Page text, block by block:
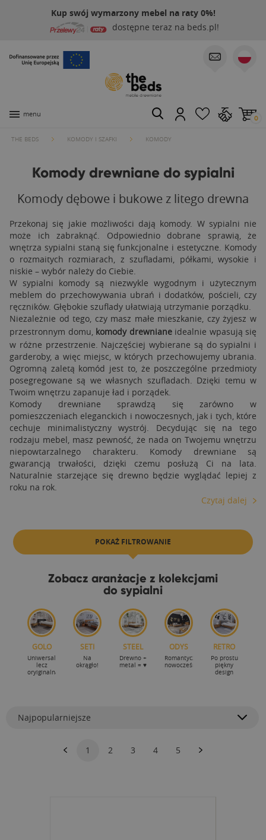
Kup swój wymarzony mebel na raty 0%!
dostępne teraz na beds.pl!
menu 0
THE BEDS KOMODY I SZAFKI KOMODY
Komody drewniane do sypialni
Komody dębowe i bukowe z litego drewna
Przekonaj się jakie możliwości dają komody. W sypialni nie
może ich zabraknąć. Odpowiednio dobrane sprawią, że
wnętrza sypialni staną się funkcjonalne i estetyczne. Komody
o rozmaitych rozmiarach, z szufladami, półkami, wysokie i
niskie – wybór należy do Ciebie.
W sypialni komody są niezwykle wygodnym i użytecznym
meblem do przechowywania ubrań i dodatków, pościeli, czy
ręczników. Głębokie szuflady ułatwiają utrzymanie porządku.
Niezależnie od tego, czy masz małe mieszkanie, czy żyjesz w
przestronnym domu, komody drewnianeidealnie wpasują się
w różne przestrzenie. Najczęściej wybierane są do sypialni i
garderoby, a więc miejsc, w których przechowujemy ubrania.
Ogromną zaletą komód jest to, że poszczególne przedmioty
posegregowane są we własnych szufladach. Dzięki temu w
Twoim wnętrzu zapanuje ład i porządek.
Komody drewniane sprawdzą się zarówno w
pomieszczeniach eleganckich i nowoczesnych, jak i tych, które
cechuje minimalistyczny wystrój. Decydując się na tego
rodzaju mebel, masz pewność, że nada on Twojemu wnętrzu
niepowtarzalnego charakteru. Komody drewniane są
gwarancją trwałości, dzięki czemu posłużą Ci na lata.
Naturalnie starzejące się drewno będzie wyglądać lepiej z
roku na rok.
Czytaj dalej
POKAŻ FILTROWANIE
Zobacz aranżacje z kolekcjami
do sypialni
GOLO
Uniwersalna
lecz
oryiginalna
SETI
Na
okrągło!
STEEL
Drewno +
metal = ♥
ODYS
Romantycznie-
nowocześnie
RETRO
Po prostu
piękny
design
1 2 3 4 5
Najpopularniejsze